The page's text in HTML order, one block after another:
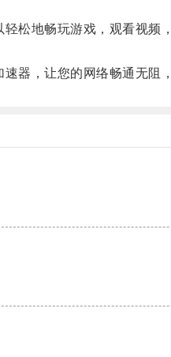
地畅玩游戏，观看视频
，让您的网络畅通无阻，